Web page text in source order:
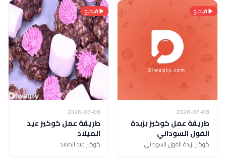
فيديو
2026-07-08
طريقة عمل كوكيز بزبدة
الفول السوداني
كوكيز بزبدة الفول السوداني
فيديو
2026-07-08
طريقة عمل كوكيز عيد
الميلاد
كوكيز عيد الميلاد